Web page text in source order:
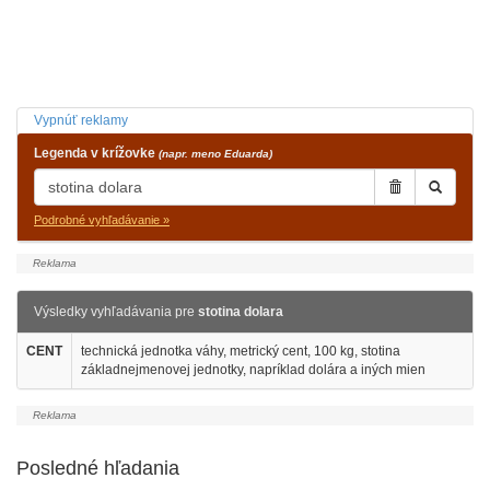
Vypnúť reklamy
Legenda v krížovke (napr. meno Eduarda)
Podrobné vyhľadávanie »
Výsledky vyhľadávania pre stotina dolara
CENT
technická jednotka váhy, metrický cent, 100 kg, stotina
základnejmenovej jednotky, napríklad dolára a iných mien
Posledné hľadania